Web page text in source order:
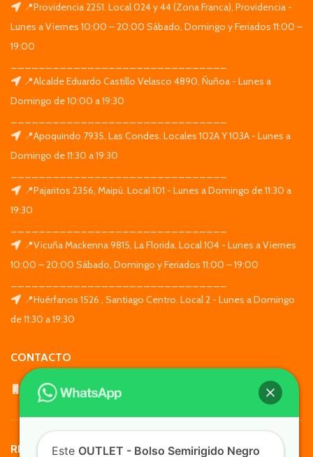
📍Providencia 2251. Local 024 y 44 (Zona Franca), Providencia -
Lunes a Viernes 10:00 – 20:00 Sábado, Domingo y Feriados 11:00 –
19:00
📍Alcalde Eduardo Castillo Velasco 4890, Ñuñoa - Lunes a
Domingo de 10:00 a 19:30
📍Apoquindo 7935, Las Condes. Locales 102A Y 103A - Lunes a
Domingo de 11:30 a 19:30
📍Pajaritos 2356, Maipú. Local 101 - Lunes a Domingo de 11:30 a
19:30
📍Vicuña Mackenna 9815, La Florida. Local 104 - Lunes a Viernes
10:00 – 20:00 Sábado, Domingo y Feriados 11:00 – 19:00
📍Huérfanos 1526 , Santiago Centro. Local 2 - Lunes a Domingo
de 11:30 a 19:30
CONTACTO
WhatsApp: +569 7564 4676
REDES SOCIALES
Este OUTLET - Bolso Semirigido Negro